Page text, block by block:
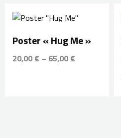
Poster « Hug Me »
20,00 € – 65,00 €
de
20,00 €
à
65,00 €